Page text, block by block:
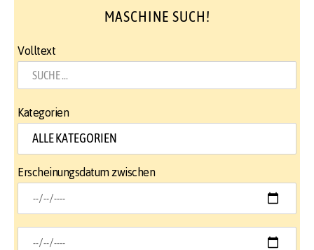
MASCHINE SUCH!
Volltext
Kategorien
Erscheinungsdatum zwischen